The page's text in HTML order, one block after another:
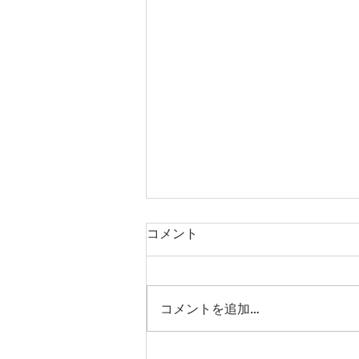
コメント
コメントを追加…